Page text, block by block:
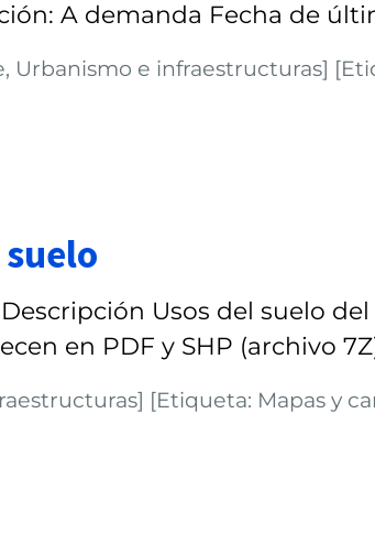
A demanda Fecha de
Urbanismo e infraestructuras]
Usos del suelo
en PDF y SHP (archivo
[Etiqueta: Mapas y